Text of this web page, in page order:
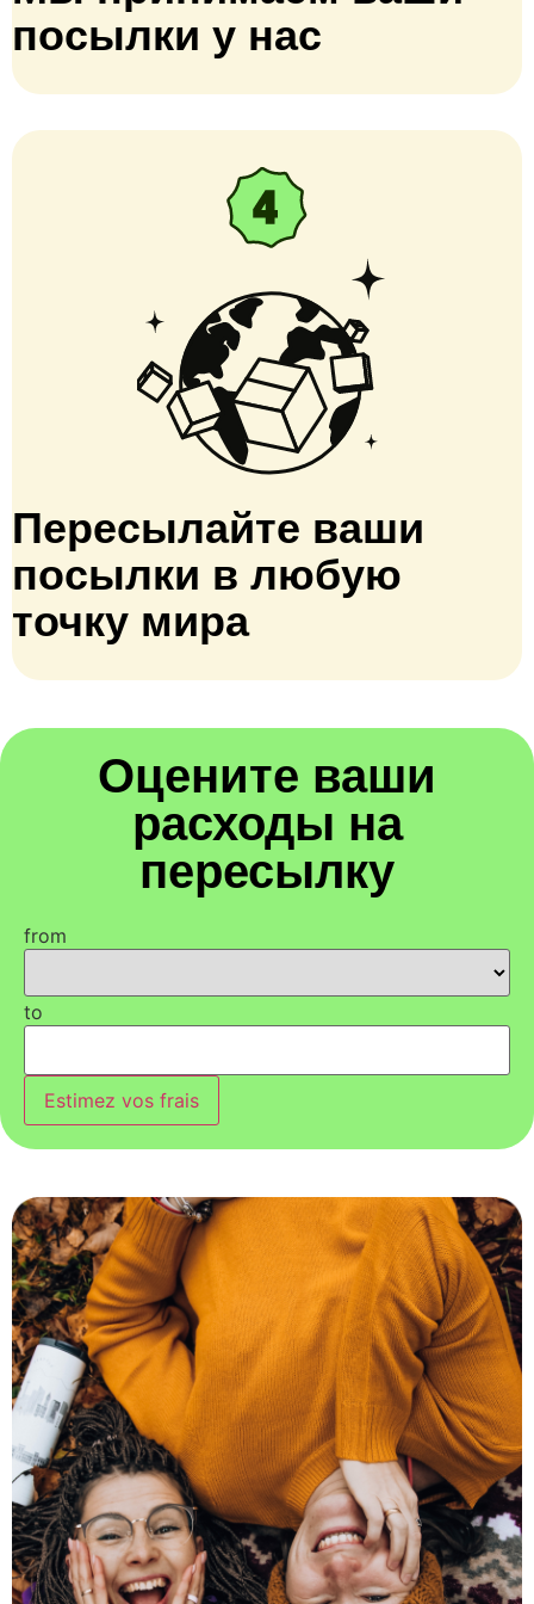
посылки у нас
Пересылайте ваши
посылки в любую
точку мира
Оцените ваши
расходы на
пересылку
from
to
Estimez vos frais